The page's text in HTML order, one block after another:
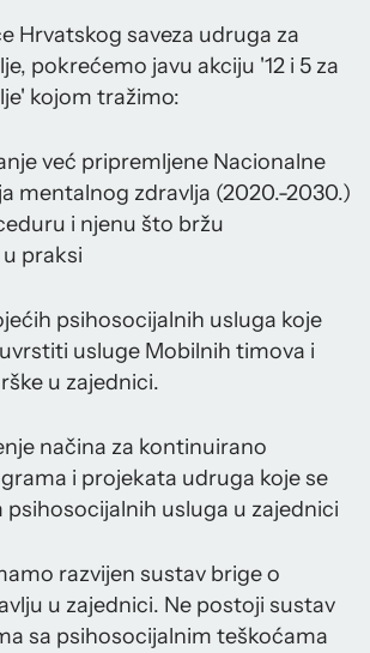
Hrvatskog saveza udruga za
pokrećemo javu akciju '12 i 5 za
kojom tražimo:
već pripremljene Nacionalne
mentalnog zdravlja (2020.-2030.)
i njenu što bržu
praksi
psihosocijalnih usluga koje
usluge Mobilnih timova i
u zajednici.
načina za kontinuirano
i projekata udruga koje se
psihosocijalnih usluga u zajednici
razvijen sustav brige o
u zajednici. Ne postoji sustav
sa psihosocijalnim teškoćama